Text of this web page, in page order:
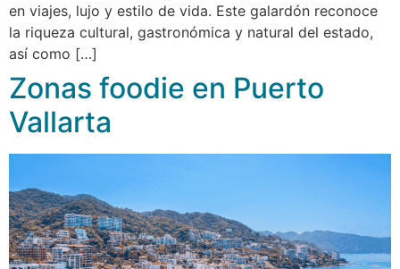
en viajes, lujo y estilo de vida. Este galardón reconoce
la riqueza cultural, gastronómica y natural del estado,
así como […]
Zonas foodie en Puerto
Vallarta